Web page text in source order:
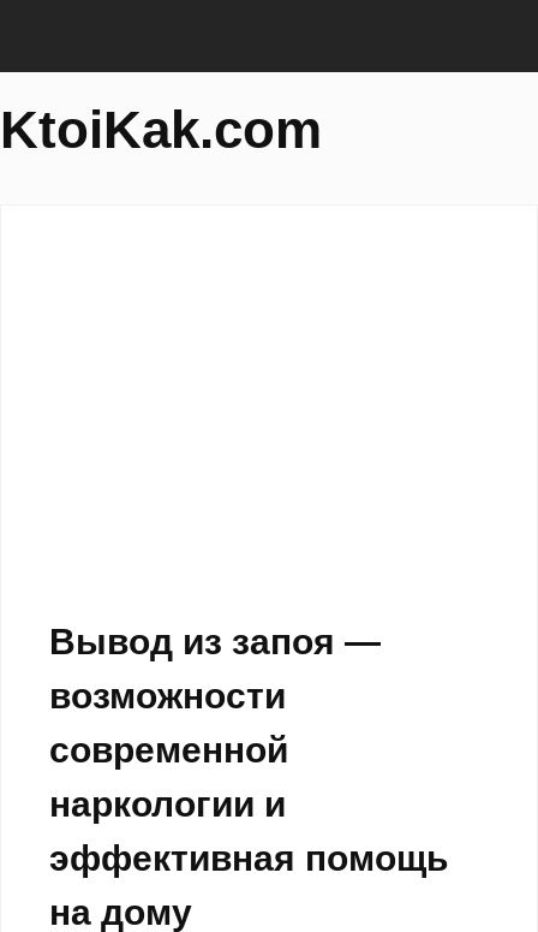
KtoiKak.com
Вывод из запоя —
возможности
современной
наркологии и
эффективная помощь
на дому